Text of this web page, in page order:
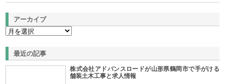
アーカイブ
最近の記事
株式会社アドバンスロードが山形県鶴岡市で手がける
舗装土木工事と求人情報